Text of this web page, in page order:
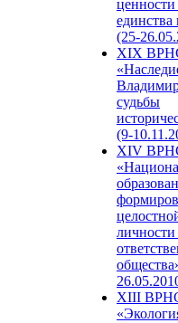
единства
(25-
XIX
судьбы
(9-
XIV
XIII